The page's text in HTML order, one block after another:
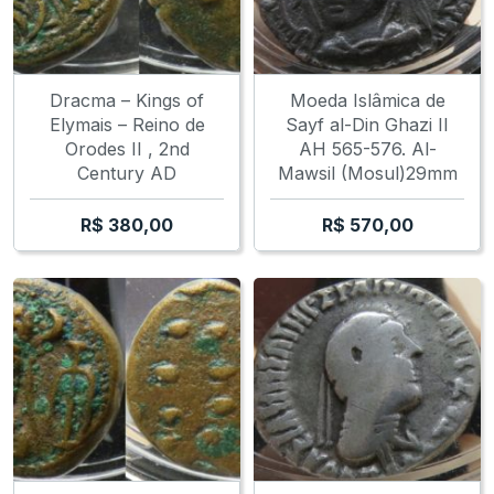
Dracma – Kings of
Elymais – Reino de
Orodes II , 2nd
Century AD
R$ 380,00
Moeda Islâmica de
Sayf al-Din Ghazi II
AH 565-576. Al-
Mawsil (Mosul)29mm
R$ 570,00